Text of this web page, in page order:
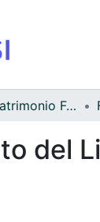
Archivo del Patrimonio Fotográfico y Fílmico del Valle del Cauca
del